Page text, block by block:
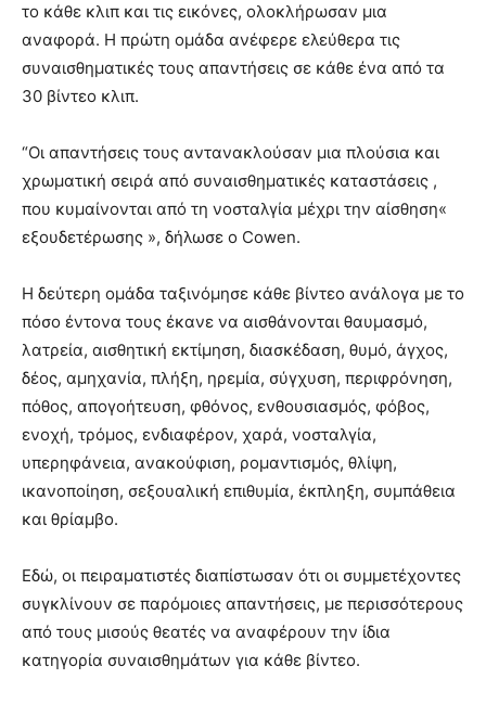
το κάθε κλιπ και τις εικόνες, ολοκλήρωσαν μια
αναφορά. Η πρώτη ομάδα ανέφερε ελεύθερα τις
συναισθηματικές τους απαντήσεις σε κάθε ένα από τα
30 βίντεο κλιπ.
“Οι απαντήσεις τους αντανακλούσαν μια πλούσια και
χρωματική σειρά από συναισθηματικές καταστάσεις ,
που κυμαίνονται από τη νοσταλγία μέχρι την αίσθηση«
εξουδετέρωσης », δήλωσε ο Cowen.
Η δεύτερη ομάδα ταξινόμησε κάθε βίντεο ανάλογα με το
πόσο έντονα τους έκανε να αισθάνονται θαυμασμό,
λατρεία, αισθητική εκτίμηση, διασκέδαση, θυμό, άγχος,
δέος, αμηχανία, πλήξη, ηρεμία, σύγχυση, περιφρόνηση,
πόθος, απογοήτευση, φθόνος, ενθουσιασμός, φόβος,
ενοχή, τρόμος, ενδιαφέρον, χαρά, νοσταλγία,
υπερηφάνεια, ανακούφιση, ρομαντισμός, θλίψη,
ικανοποίηση, σεξουαλική επιθυμία, έκπληξη, συμπάθεια
και θρίαμβο.
Εδώ, οι πειραματιστές διαπίστωσαν ότι οι συμμετέχοντες
συγκλίνουν σε παρόμοιες απαντήσεις, με περισσότερους
από τους μισούς θεατές να αναφέρουν την ίδια
κατηγορία συναισθημάτων για κάθε βίντεο.